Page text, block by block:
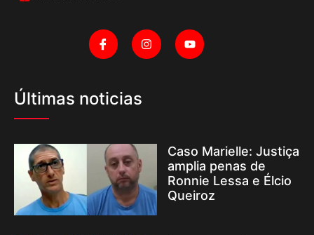
Últimas noticias
Caso Marielle: Justiça
amplia penas de
Ronnie Lessa e Élcio
Queiroz